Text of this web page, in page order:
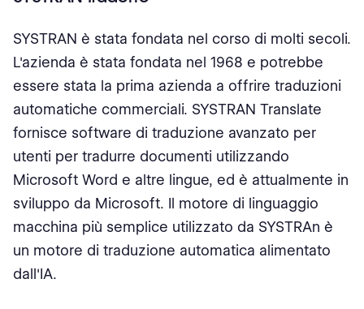
SYSTRAN è stata fondata nel corso di molti secoli.
L'azienda è stata fondata nel 1968 e potrebbe
essere stata la prima azienda a offrire traduzioni
automatiche commerciali. SYSTRAN Translate
fornisce software di traduzione avanzato per
utenti per tradurre documenti utilizzando
Microsoft Word e altre lingue, ed è attualmente in
sviluppo da Microsoft. Il motore di linguaggio
macchina più semplice utilizzato da SYSTRAn è
un motore di traduzione automatica alimentato
dall'IA.